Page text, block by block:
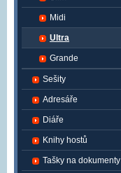
Midi
Ultra
Grande
Sešity
Adresáře
Diáře
Knihy hostů
Tašky na dokumenty